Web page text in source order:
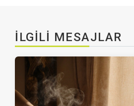
İLGILI MESAJLAR